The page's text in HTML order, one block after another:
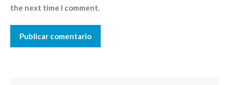
the next time I comment.
Publicar comentario